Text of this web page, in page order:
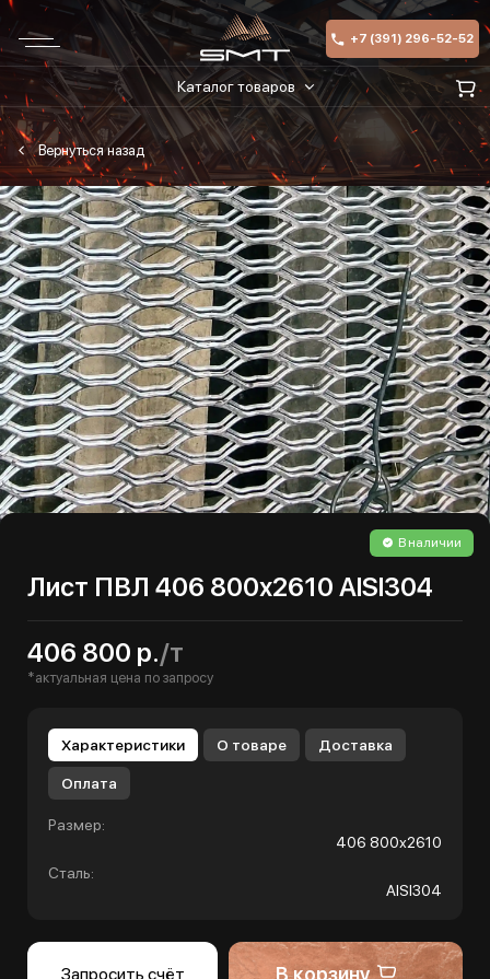
+7 (391) 296-52-52
Каталог товаров
В наличии
Лист ПВЛ 406 800х2610 AISI304
406 800 р./т
*актуальная цена по запросу
Характеристики О товаре Доставка
Оплата
Размер:
406 800х2610
Сталь:
AISI304
Запросить счёт В корзину